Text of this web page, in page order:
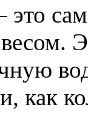
это
как